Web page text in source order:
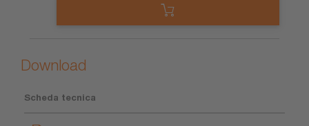
Download
Scheda tecnica